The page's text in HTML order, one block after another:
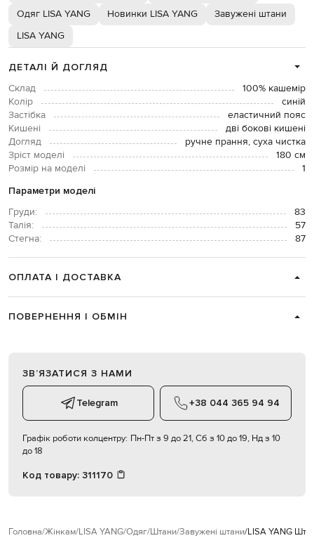
Одяг LISA YANG
Новинки LISA YANG
Завужені штани
LISA YANG
ДЕТАЛІ Й ДОГЛЯД
Склад
100% кашемір
Колір
синій
Застібка
еластичний пояс
Кишені
дві бокові кишені
Догляд
ручне прання, суха чистка
Зріст моделі
180 см
Розмір на моделі
1
Параметри моделі
Груди:
83
Талія:
57
Стегна:
87
ОПЛАТА І ДОСТАВКА
ПОВЕРНЕННЯ І ОБМІН
ЗВʼЯЗАТИСЯ З НАМИ
Telegram +38 044 365 94 94
Графік роботи колцентру: Пн-Пт з 9 до 21, Сб з 10 до 19, Нд з 10
до 18
Код товару: 311170
Головна Жінкам LISA YANG Одяг Штани Завужені штани LISA YANG